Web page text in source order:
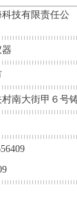
技有限责任公
南大街甲６号